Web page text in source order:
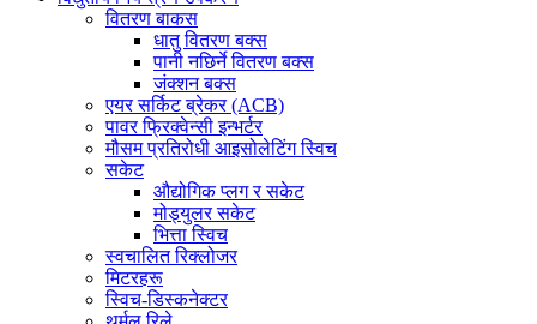
वितरण बाकस
धातु वितरण बक्स
पानी नछिर्ने वितरण बक्स
जंक्शन बक्स
एयर सर्किट ब्रेकर (ACB)
पावर फ्रिक्वेन्सी इन्भर्टर
मौसम प्रतिरोधी आइसोलेटिंग स्विच
सकेट
औद्योगिक प्लग र सकेट
मोड्युलर सकेट
भित्ता स्विच
स्वचालित रिक्लोजर
मिटरहरू
स्विच-डिस्कनेक्टर